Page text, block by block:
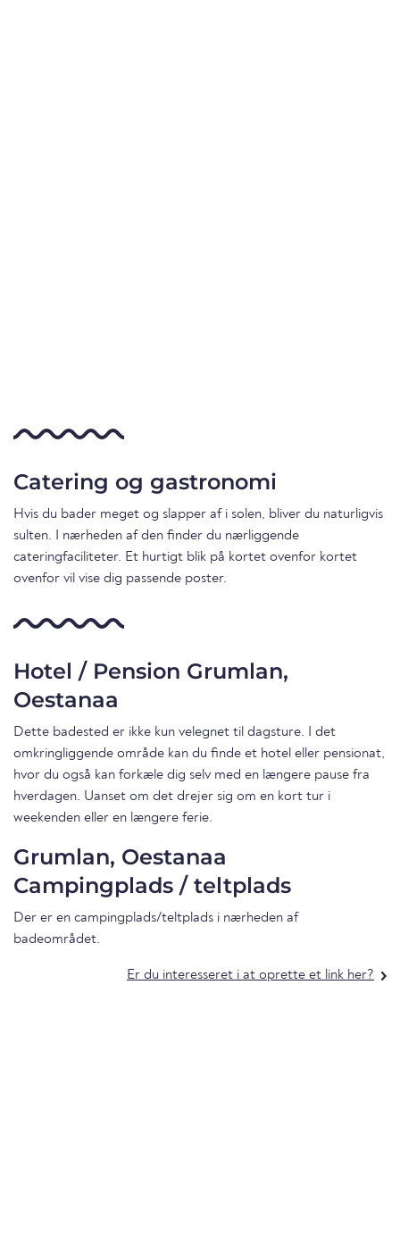
Catering og gastronomi
Hvis du bader meget og slapper af i solen, bliver du naturligvis
sulten. I nærheden af den finder du nærliggende
cateringfaciliteter. Et hurtigt blik på kortet ovenfor kortet
ovenfor vil vise dig passende poster.
Hotel / Pension Grumlan,
Oestanaa
Dette badested er ikke kun velegnet til dagsture. I det
omkringliggende område kan du finde et hotel eller pensionat,
hvor du også kan forkæle dig selv med en længere pause fra
hverdagen. Uanset om det drejer sig om en kort tur i
weekenden eller en længere ferie.
Grumlan, Oestanaa
Campingplads / teltplads
Der er en campingplads/teltplads i nærheden af
badeområdet.
Er du interesseret i at oprette et link her?